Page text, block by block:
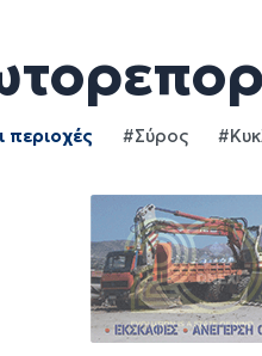
περιοχές #Σύρος